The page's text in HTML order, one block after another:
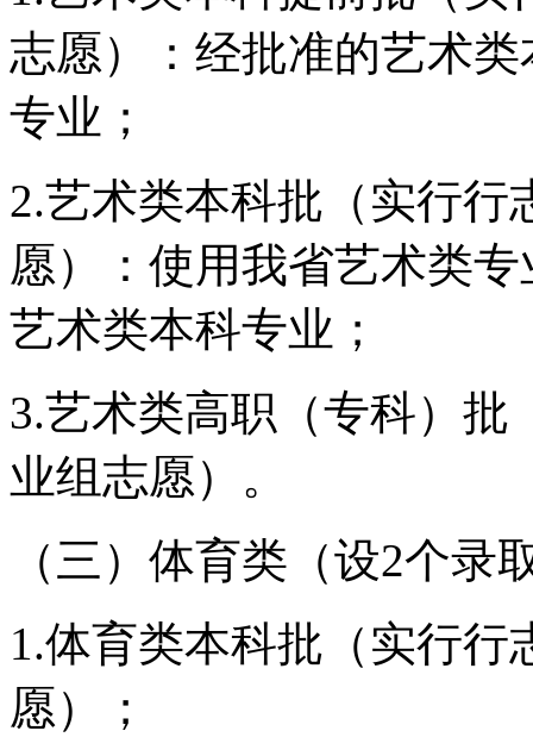
志愿）：经批准的艺术
专业；
2.艺术类本科批（实行行
愿）：使用我省艺术类
艺术类本科专业；
3.艺术类高职（专科）批
业组志愿）。
（三）体育类（设2个
1.体育类本科批（实行行
愿）；